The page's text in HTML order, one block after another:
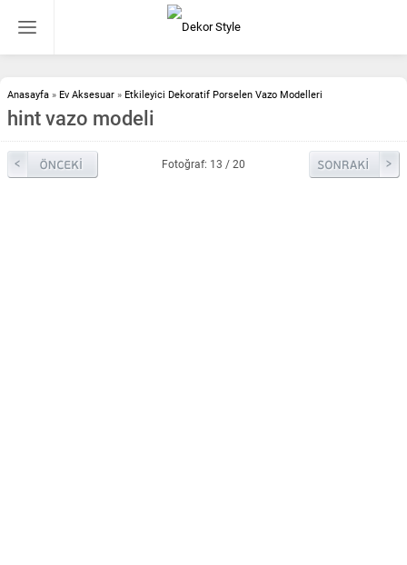
Anasayfa » Ev Aksesuar » Etkileyici Dekoratif Porselen Vazo Modelleri
hint vazo modeli
Fotoğraf: 13 / 20